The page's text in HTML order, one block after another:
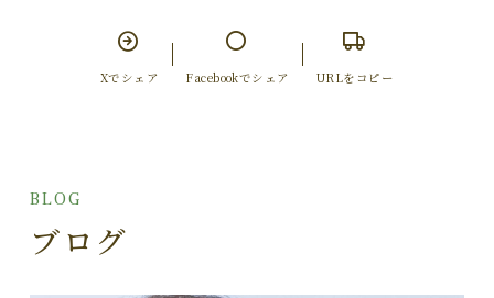
Xでシェア Facebookでシェア URLをコピー
BLOG
ブログ